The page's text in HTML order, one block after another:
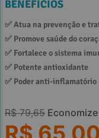
BENEFÍCIOS
✅ Atua na prevenção e
✅ Promove saúde do
✅ Fortalece o sistema
✅ Potente antioxidante
✅ Poder anti-inflamatório
R$ 79,65 Economize